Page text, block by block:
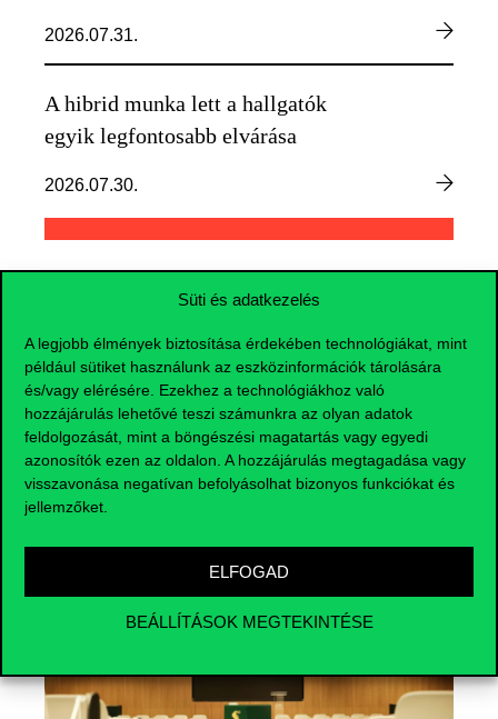
Süti és adatkezelés
A legjobb élmények biztosítása érdekében technológiákat, mint
például sütiket használunk az eszközinformációk tárolására
és/vagy elérésére. Ezekhez a technológiákhoz való
hozzájárulás lehetővé teszi számunkra az olyan adatok
feldolgozását, mint a böngészési magatartás vagy egyedi
azonosítók ezen az oldalon. A hozzájárulás megtagadása vagy
visszavonása negatívan befolyásolhat bizonyos funkciókat és
jellemzőket.
ELFOGAD
BEÁLLÍTÁSOK MEGTEKINTÉSE
2026.07.31.
A hibrid munka lett a hallgatók
egyik legfontosabb elvárása
2026.07.30.
Események